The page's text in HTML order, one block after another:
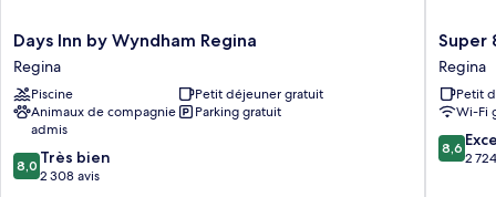
Days
Inn
by
Wyndham
Regina
Regina
Days Inn by Wyndham Regina
Regina
Piscine
Petit déjeuner gratuit
Animaux de compagnie
admis
Parking gratuit
8.0
sur
8,0 Très bien
2 308 avis
Super
8
by
Regina
Regina
Super
Regina
Petit
Wi-Fi
8.6
sur
8,6
2